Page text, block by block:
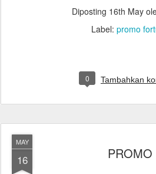
Diposting 16th May
Label: promo
0 Tambahkan
MAY
16 PROMO